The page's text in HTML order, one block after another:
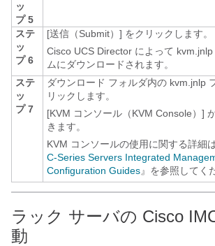
ッ
プ 5
ステ
ッ
プ 6
[送信（Submit）] をクリックします。
Cisco UCS Director によって kvm.jnlp
ムにダウンロードされます。
ステ
ッ
プ 7
ダウンロード フォルダ内の kvm.jnlp
リックします。
[KVM コンソール（KVM Console）]
きます。
KVM コンソールの使用に関する詳細
C-Series Servers Integrated
Configuration Guides』を参照してく
ラック サーバの Cisco
動